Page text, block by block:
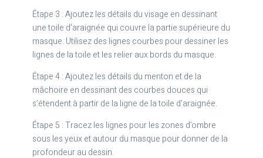
Étape 3 : Ajoutez les détails du visage en dessinant
une toile d’araignée qui couvre la partie supérieure du
masque. Utilisez des lignes courbes pour dessiner les
lignes de la toile et les relier aux bords du masque.
Étape 4 : Ajoutez les détails du menton et de la
mâchoire en dessinant des courbes douces qui
s’étendent à partir de la ligne de la toile d’araignée.
Étape 5 : Tracez les lignes pour les zones d’ombre
sous les yeux et autour du masque pour donner de la
profondeur au dessin.